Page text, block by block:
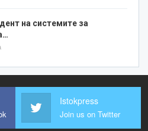
на системите за
Istokpress
Join us on Twitter